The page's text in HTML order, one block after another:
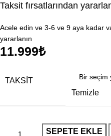
Taksit fırsatlarından
Acele edin ve 3-6 ve 9 aya kadar
yararlanın
11.999₺
TAKSIT
Temizle
SEPETE EKLE